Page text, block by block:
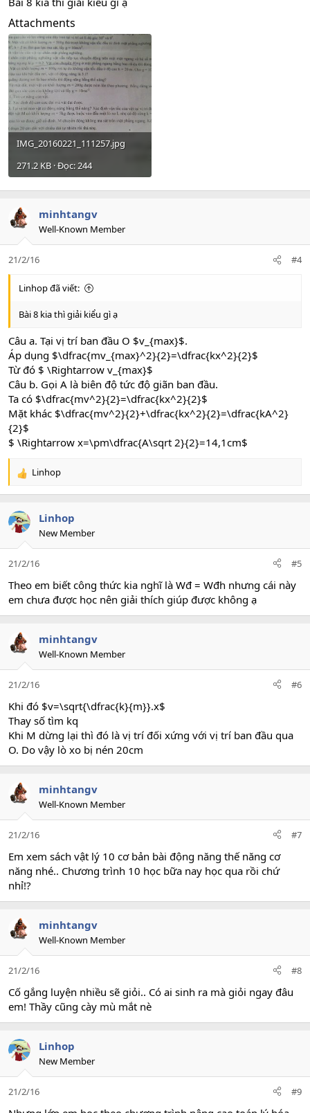
:
Attachments
IMG_20160221_111257.jpg
271.2 KB · Đọc: 244
minhtangv
Well-Known Member
21/2/16 #4
Linhop đã viết:
Bài 8 kia thì giải kiểu gì ạ
Câu a. Tại vị trí ban đầu O $v_{max}$.
Áp dụng $\dfrac{mv_{max}^2}{2}=\dfrac{kx^2}{2}$
Từ đó $ \Rightarrow v_{max}$
Câu b. Gọi A là biên độ tức độ giãn ban đầu.
Ta có $\dfrac{mv^2}{2}=\dfrac{kx^2}{2}$
Mặt khác $\dfrac{mv^2}{2}+\dfrac{kx^2}{2}=\dfrac{kA^2}
{2}$
$ \Rightarrow x=\pm\dfrac{A\sqrt 2}{2}=14,1cm$
R
c
t
o
n
:
Linhop
Linhop
New Member
21/2/16 #5
Theo em biết công thức kia nghĩ là Wđ = Wđh nhưng cái này
em chưa được học nên giải thích giúp được không ạ
minhtangv
Well-Known Member
21/2/16 #6
Khi đó $v=\sqrt{\dfrac{k}{m}}.x$
Thay số tìm kq
Khi M dừng lại thì đó là vị trí đối xứng với vị trí ban đầu qua
O. Do vậy lò xo bị nén 20cm
minhtangv
Well-Known Member
21/2/16 #7
Em xem sách vật lý 10 cơ bản bài động năng thế năng cơ
năng nhé.. Chương trình 10 học bữa nay học qua rồi chứ
nhỉ!?
minhtangv
Well-Known Member
21/2/16 #8
Cố gắng luyện nhiều sẽ giỏi.. Có ai sinh ra mà giỏi ngay đâu
em! Thầy cũng cày mù mắt nè
Linhop
New Member
21/2/16 #9